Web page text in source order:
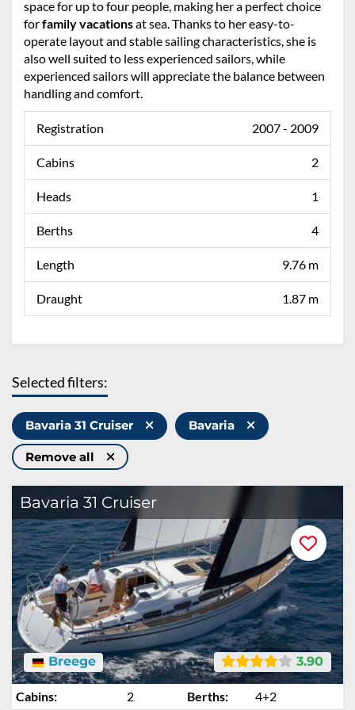
space for up to four people, making her a perfect choice
forfamily vacationsat sea. Thanks to her easy-to-
operate layout and stable sailing characteristics, she is
also well suited to less experienced sailors, while
experienced sailors will appreciate the balance between
handling and comfort.
Registration 2007 - 2009
Cabins 2
Heads 1
Berths 4
Length 9.76 m
Draught 1.87 m
Selected filters:
Bavaria 31 Cruiser Bavaria
Remove all
Bavaria 31 Cruiser
3.90
Breege
Cabins: 2 Berths: 4+2